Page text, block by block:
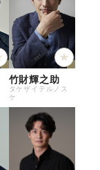
竹財輝之助
タケザイテルノス
ケ